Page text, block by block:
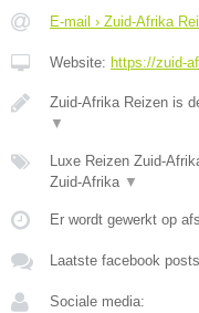
E-mail › Zuid-Afrika
Website: https://zuid-
Zuid-Afrika Reizen is
▼
Luxe Reizen Zuid-
Zuid-Afrika ▼
Er wordt gewerkt op
Laatste facebook posts
Sociale media: